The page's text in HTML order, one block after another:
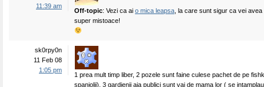
11:39 am
Off-topic: Vezi ca ai o mica leapsa , la care sunt sigur ca vei
super mistoace!
sk0rpy0n
11 Feb 08
1:05 pm
1 prea mult timp liber, 2 pozele sunt faine culese pachet de pe
spaniolii), 3 gardienii aia publici sunt vai de mama lor ( se